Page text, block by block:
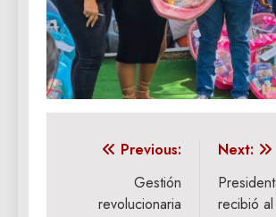
Navegación
Previous:
Gestión
revolucionaria
Next:
recibió al